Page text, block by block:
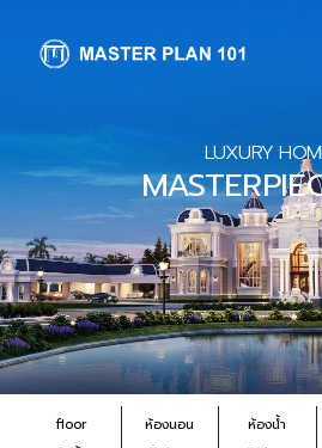
LUXURY
floor ห้องนอน ห้องน้ำ